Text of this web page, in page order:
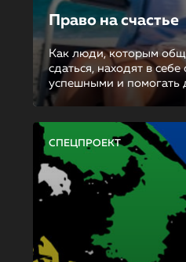
Право на счастье
Как люди, которым
сдаться, находят в
успешными и помогать
СПЕЦПРОЕКТ